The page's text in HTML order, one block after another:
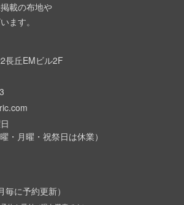
載の布地や
ます。
長丘EMビル2F
・月曜・祝祭日は休業）
に予約更新）